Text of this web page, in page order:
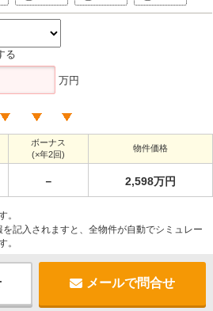
る
万円
ボーナス
(×年2回)
物件価格
－ 2,598万円
。
記入されますと、全物件が自動でシミュレー
。
メールで問合せ